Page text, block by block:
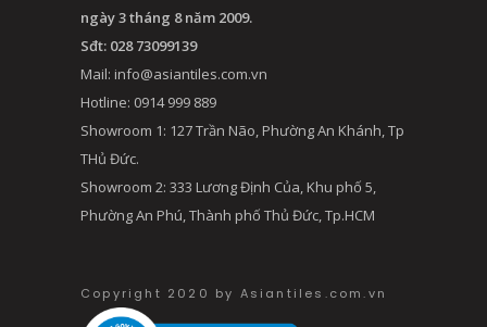
ngày 3 tháng 8 năm 2009.
Sđt: 028 73099139
Mail: info@asiantiles.com.vn
Hotline: 0914 999 889
Showroom 1: 127 Trần Não, Phường An Khánh, Tp
THủ Đức.
Showroom 2: 333 Lương Định Của, Khu phố 5,
Phường An Phú, Thành phố Thủ Đức, Tp.HCM
Copyright 2020 by Asiantiles.com.vn